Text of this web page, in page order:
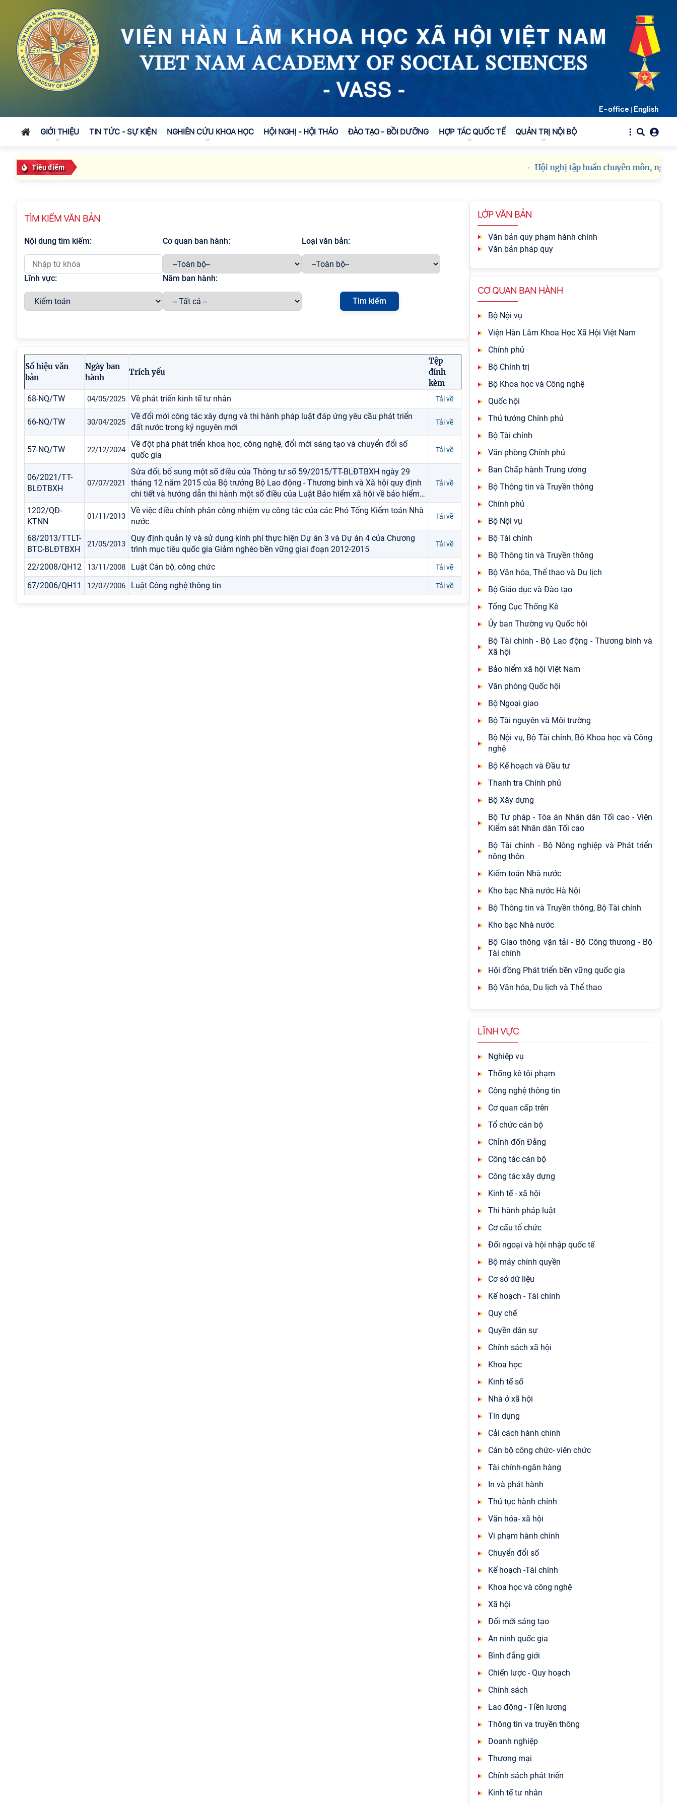
E-office | English
GIỚI THIỆU TIN TỨC - SỰ KIỆN NGHIÊN CỨU KHOA HỌC HỘI NGHỊ - HỘI THẢO ĐÀO TẠO - BỒI DƯỠNG HỢP TÁC QUỐC TẾ QUẢN TRỊ NỘI BỘ
Tiêu điểm Hội nghị tập huấn chuyên môn, nghiệp
TÌM KIẾM VĂN BẢN
Nội dung tìm kiếm: Cơ quan ban hành: Loại văn bản:
Lĩnh vực: Năm ban hành:
Số hiệu văn
bản
Ngày ban
hành
Trích yếu
Tệp
đính
kèm
68-NQ/TW
04/05/2025 Về phát triển kinh tế tư nhân Tải về
66-NQ/TW 30/04/2025
Về đổi mới công tác xây dựng và thi hành pháp luật đáp ứng yêu cầu phát triển
đất nước trong kỷ nguyên mới
Tải về
57-NQ/TW 22/12/2024
Về đột phá phát triển khoa học, công nghệ, đổi mới sáng tạo và chuyển đổi số
quốc gia
Tải về
06/2021/TT-
BLĐTBXH
07/07/2021
Sửa đổi, bổ sung một số điều của Thông tư số 59/2015/TT-BLĐTBXH ngày 29
tháng 12 năm 2015 của Bộ trưởng Bộ Lao động - Thương binh và Xã hội quy định
chi tiết và hướng dẫn thi hành một số điều của Luật Bảo hiểm xã hội về bảo hiểm…
Tải về
1202/QĐ-
KTNN
01/11/2013
Về việc điều chỉnh phân công nhiệm vụ công tác của các Phó Tổng Kiểm toán Nhà
nước
Tải về
68/2013/TTLT-
BTC-BLĐTBXH
21/05/2013
Quy định quản lý và sử dụng kinh phí thực hiện Dự án 3 và Dự án 4 của Chương
trình mục tiêu quốc gia Giảm nghèo bền vững giai đoạn 2012-2015
Tải về
22/2008/QH12 13/11/2008 Luật Cán bộ, công chức Tải về
67/2006/QH11 12/07/2006 Luật Công nghệ thông tin Tải về
LỚP VĂN BẢN
Văn bản quy phạm hành chính
Văn bản pháp quy
CƠ QUAN BAN HÀNH
Bộ Nội vụ
Viện Hàn Lâm Khoa Học Xã Hội Việt Nam
Chính phủ
Bộ Chính trị
Bộ Khoa học và Công nghệ
Quốc hội
Thủ tướng Chính phủ
Bộ Tài chính
Văn phòng Chính phủ
Ban Chấp hành Trung ương
Bộ Thông tin và Truyền thông
Chính phủ
Bộ Nội vụ
Bộ Tài chính
Bộ Thông tin và Truyền thông
Bộ Văn hóa, Thể thao và Du lịch
Bộ Giáo dục và Đào tạo
Tổng Cục Thống Kê
Ủy ban Thường vụ Quốc hội
Bộ Tài chính - Bộ Lao động - Thương binh và
Xã hội
Bảo hiểm xã hội Việt Nam
Văn phòng Quốc hội
Bộ Ngoại giao
Bộ Tài nguyên và Môi trường
Bộ Nội vụ, Bộ Tài chính, Bộ Khoa học và Công
nghệ
Bộ Kế hoạch và Đầu tư
Thanh tra Chính phủ
Bộ Xây dựng
Bộ Tư pháp - Tòa án Nhân dân Tối cao - Viện
Kiểm sát Nhân dân Tối cao
Bộ Tài chính - Bộ Nông nghiệp và Phát triển
nông thôn
Kiểm toán Nhà nước
Kho bạc Nhà nước Hà Nội
Bộ Thông tin và Truyền thông, Bộ Tài chính
Kho bạc Nhà nước
Bộ Giao thông vận tải - Bộ Công thương - Bộ
Tài chính
Hội đồng Phát triển bền vững quốc gia
Bộ Văn hóa, Du lịch và Thể thao
LĨNH VỰC
Nghiệp vụ
Thống kê tội phạm
Công nghệ thông tin
Cơ quan cấp trên
Tổ chức cán bộ
Chỉnh đốn Đảng
Công tác cán bộ
Công tác xây dựng
Kinh tế - xã hội
Thi hành pháp luật
Cơ cấu tổ chức
Đối ngoại và hội nhập quốc tế
Bộ máy chính quyền
Cơ sở dữ liệu
Kế hoạch - Tài chính
Quy chế
Quyền dân sự
Chính sách xã hội
Khoa học
Kinh tế số
Nhà ở xã hội
Tín dụng
Cải cách hành chính
Cán bộ công chức- viên chức
Tài chính-ngân hàng
In và phát hành
Thủ tục hành chính
Văn hóa- xã hội
Vi phạm hành chính
Chuyển đổi số
Kế hoạch -Tài chính
Khoa học và công nghệ
Xã hội
Đổi mới sáng tạo
An ninh quốc gia
Bình đẳng giới
Chiến lược - Quy hoạch
Chính sách
Lao động - Tiền lương
Thông tin va truyền thông
Doanh nghiệp
Thương mại
Chính sách phát triển
Kinh tế tư nhân